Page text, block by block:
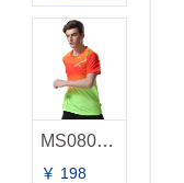
MS0806A-2 男款T恤
￥ 198